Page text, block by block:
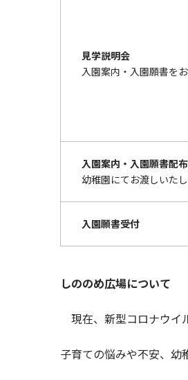
見学説明会
入園案内・入園願書を
入園案内・入園願書配布
幼稚園にてお渡しいたし
入園願書受付
しののめ広場について
現在、新型コロナウイ
子育ての悩みや不安、幼